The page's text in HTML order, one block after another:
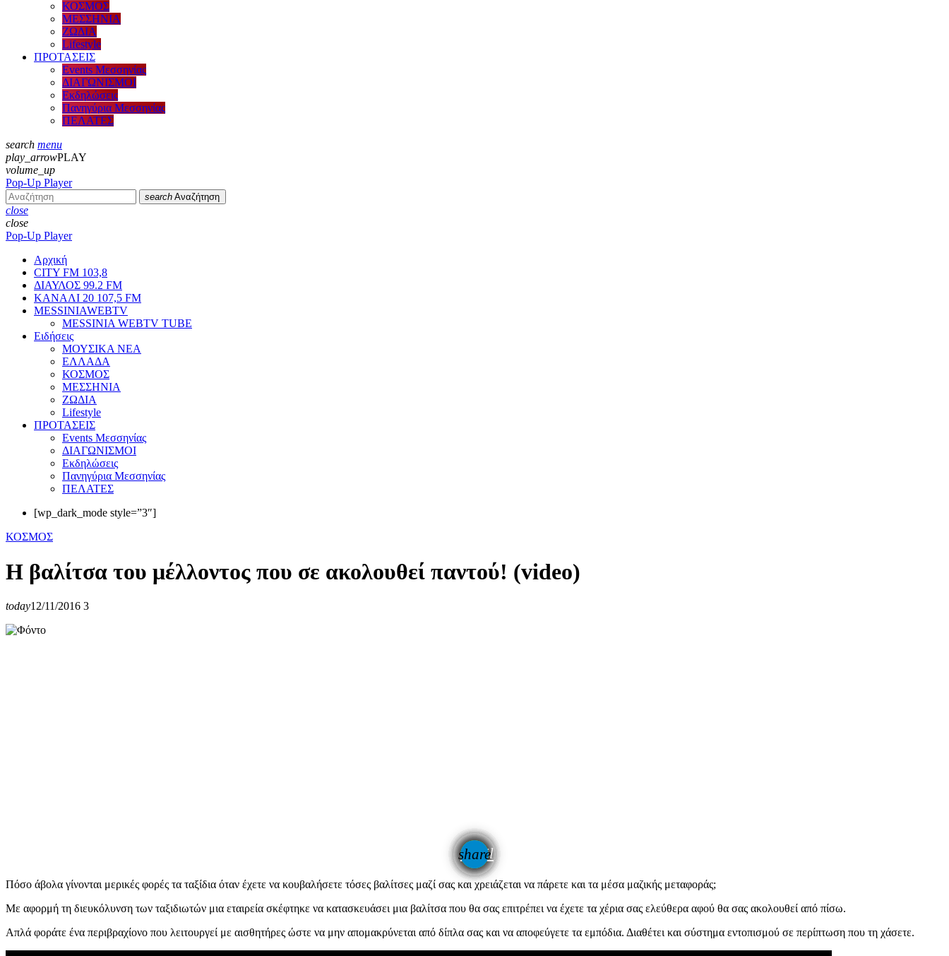
ΚΟΣΜΟΣ
ΜΕΣΣΗΝΙΑ
ΖΩΔΙΑ
Lifestyle
ΠΡΟΤΑΣΕΙΣ
Events Μεσσηνίας
ΔΙΑΓΩΝΙΣΜΟΙ
Εκδηλώσεις
Πανηγύρια Μεσσηνίας
ΠΕΛΑΤΕΣ
search menu
play_arrowPLAY
volume_up
Pop-Up Player
search Αναζήτηση
close
close
Pop-Up Player
Αρχική
CITY FM 103,8
ΔΙΑΥΛΟΣ 99.2 FM
ΚΑΝΑΛΙ 20 107,5 FM
MESSINIAWEBTV
MESSINIA WEBTV TUBE
Eιδήσεις
ΜΟΥΣΙΚΑ ΝΕΑ
ΕΛΛΑΔΑ
ΚΟΣΜΟΣ
ΜΕΣΣΗΝΙΑ
ΖΩΔΙΑ
Lifestyle
ΠΡΟΤΑΣΕΙΣ
Events Μεσσηνίας
ΔΙΑΓΩΝΙΣΜΟΙ
Εκδηλώσεις
Πανηγύρια Μεσσηνίας
ΠΕΛΑΤΕΣ
[wp_dark_mode style=”3″]
ΚΟΣΜΟΣ
Η βαλίτσα του μέλλοντος που σε ακολουθεί παντού! (video)
today12/11/2016 3
share
email
Πόσο άβολα γίνονται μερικές φορές τα ταξίδια όταν έχετε να κουβαλήσετε τόσες βαλίτσες μαζί σας και χρειάζεται να πάρετε και τα μέσα μαζικής μεταφοράς;
Με αφορμή τη διευκόλυνση των ταξιδιωτών μια εταιρεία σκέφτηκε να κατασκευάσει μια βαλίτσα που θα σας επιτρέπει να έχετε τα χέρια σας ελεύθερα αφού θα σας ακολουθεί από πίσω.
Απλά φοράτε ένα περιβραχίονο που λειτουργεί με αισθητήρες ώστε να μην απομακρύνεται από δίπλα σας και να αποφεύγετε τα εμπόδια. Διαθέτει και σύστημα εντοπισμού σε περίπτωση που τη χάσετε.